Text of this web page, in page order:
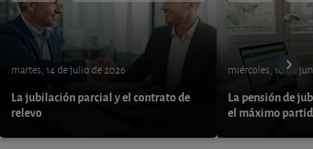
martes, 14 de julio de 2026
La jubilación parcial y el contrato de
relevo
miércoles, 10 de
La pensión de
el máximo